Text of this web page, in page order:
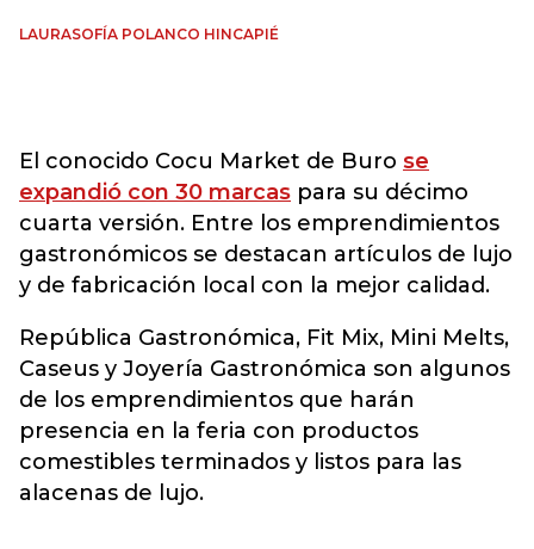
LAURASOFÍA POLANCO HINCAPIÉ
El conocido Cocu Market de Buro se
expandió con 30 marcas para su décimo
cuarta versión. Entre los emprendimientos
gastronómicos se destacan artículos de lujo
y de fabricación local con la mejor calidad.
República Gastronómica, Fit Mix, Mini Melts,
Caseus y Joyería Gastronómica son algunos
de los emprendimientos que harán
presencia en la feria con productos
comestibles terminados y listos para las
alacenas de lujo.